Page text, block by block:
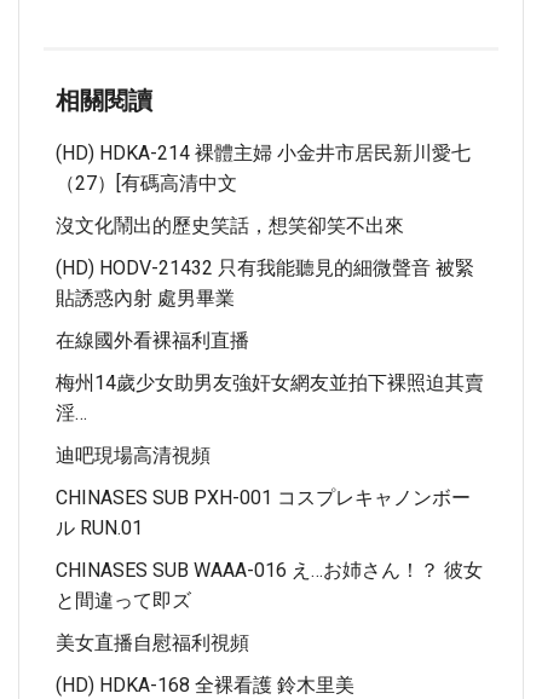
相關閱讀
(HD) HDKA-214 裸體主婦 小金井市居民新川愛七
（27）[有碼高清中文
沒文化鬧出的歷史笑話，想笑卻笑不出來
(HD) HODV-21432 只有我能聽見的細微聲音 被緊
貼誘惑內射 處男畢業
在線國外看裸福利直播
梅州14歲少女助男友強奸女網友並拍下裸照迫其賣
淫…
迪吧現場高清視頻
CHINASES SUB PXH-001 コスプレキャノンボー
ル RUN.01
CHINASES SUB WAAA-016 え…お姉さん！？ 彼女
と間違って即ズ
美女直播自慰福利視頻
(HD) HDKA-168 全裸看護 鈴木里美